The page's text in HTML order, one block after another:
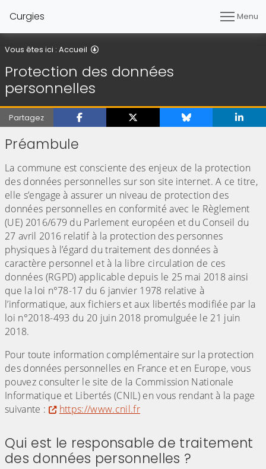
Curgies Menu
Vous êtes ici : Accueil
Protection des données
personnelles
Partagez
Préambule
La commune est consciente des enjeux de la protection
des données personnelles sur son site internet. A ce titre,
elle s’engage à assurer un niveau de protection des
données personnelles en conformité avec le Règlement
(UE) 2016/679 du Parlement européen et du Conseil du
27 avril 2016 relatif à la protection des personnes
physiques à l’égard du traitement des données à
caractère personnel et à la libre circulation de ces
données (RGPD) applicable depuis le 25 mai 2018 ainsi
que la loi n°78-17 du 6 janvier 1978 relative à
l’informatique, aux fichiers et aux libertés modifiée par la
loi n°2018-493 du 20 juin 2018 promulguée le 21 juin
2018.
Pour toute information complémentaire sur la protection
des données personnelles en France et en Europe, vous
pouvez consulter le site de la Commission Nationale
Informatique et Libertés (CNIL) en vous rendant à la page
suivante :
https://www.cnil.fr
Qui est le responsable de traitement
des données personnelles ?